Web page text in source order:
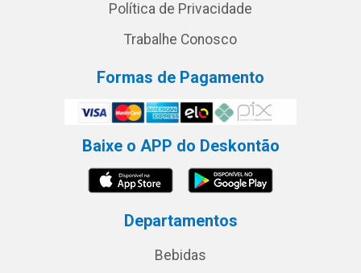
Política de Privacidade
Trabalhe Conosco
Formas de Pagamento
Baixe o APP do Deskontão
Departamentos
Bebidas